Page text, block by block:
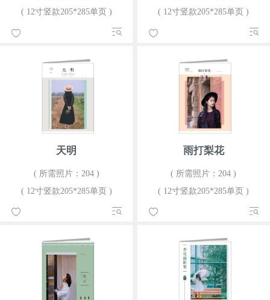
( 12寸竖款205*285单页 )
( 12寸竖款205*285单页 )
天明
( 所需照片：204 )
( 12寸竖款205*285单页 )
雨打梨花
( 所需照片：204 )
( 12寸竖款205*285单页 )